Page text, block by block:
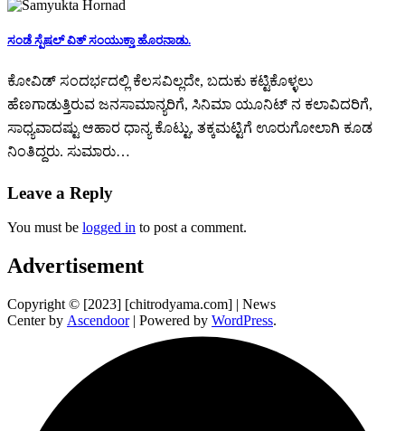
ಸಂಡೆ ಸ್ಪೆಷಲ್ ವಿತ್ ಸಂಯುಕ್ತಾ ಹೊರನಾಡು.
ಕೋವಿಡ್ ಸಂದರ್ಭದಲ್ಲಿ ಕೆಲಸವಿಲ್ಲದೇ, ಬದುಕು ಕಟ್ಟಿಕೊಳ್ಳಲು
ಹೆಣಗಾಡುತ್ತಿರುವ ಜನಸಾಮಾನ್ಯರಿಗೆ, ಸಿನಿಮಾ ಯೂನಿಟ್ ನ ಕಲಾವಿದರಿಗೆ,
ಸಾಧ್ಯವಾದಷ್ಟು ಆಹಾರ ಧಾನ್ಯ ಕೊಟ್ಟು, ತಕ್ಕಮಟ್ಟಿಗೆ ಊರುಗೋಲಾಗಿ ಕೂಡ
ನಿಂತಿದ್ದರು. ಸುಮಾರು…
Leave a Reply
You must be logged in to post a comment.
Advertisement
Copyright © [2023] [chitrodyama.com] | News
Center by Ascendoor| Powered by WordPress.